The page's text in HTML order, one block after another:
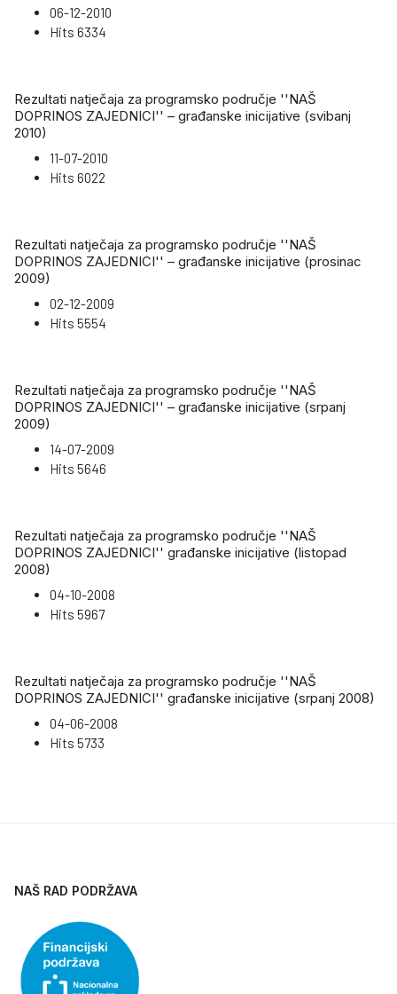
06-12-2010
Hits 6334
Rezultati natječaja za programsko područje ''NAŠ
DOPRINOS ZAJEDNICI'' – građanske inicijative (svibanj
2010)
11-07-2010
Hits 6022
Rezultati natječaja za programsko područje ''NAŠ
DOPRINOS ZAJEDNICI'' – građanske inicijative (prosinac
2009)
02-12-2009
Hits 5554
Rezultati natječaja za programsko područje ''NAŠ
DOPRINOS ZAJEDNICI'' – građanske inicijative (srpanj
2009)
14-07-2009
Hits 5646
Rezultati natječaja za programsko područje ''NAŠ
DOPRINOS ZAJEDNICI'' građanske inicijative (listopad
2008)
04-10-2008
Hits 5967
Rezultati natječaja za programsko područje ''NAŠ
DOPRINOS ZAJEDNICI'' građanske inicijative (srpanj 2008)
04-06-2008
Hits 5733
NAŠ RAD PODRŽAVA